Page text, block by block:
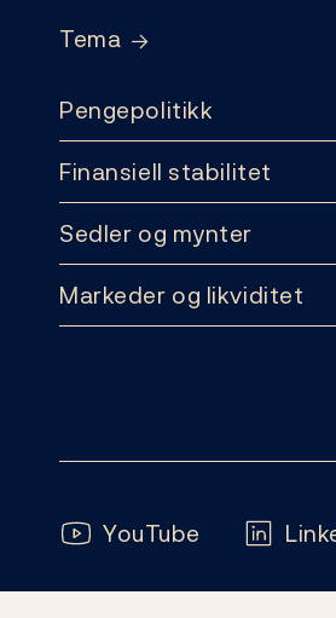
Tema
Pengepolitikk
Finansiell stabilitet
Sedler og mynter
Markeder og likviditet
Følg oss:
YouTube